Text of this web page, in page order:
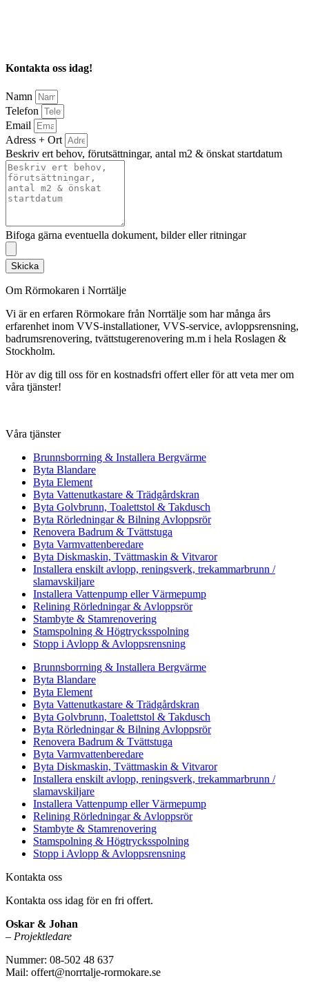
Kontakta oss idag!
Namn
Telefon
Email
Adress + Ort
Beskriv ert behov, förutsättningar, antal m2 & önskat startdatum
Bifoga gärna eventuella dokument, bilder eller ritningar
Skicka
Om Rörmokaren i Norrtälje
Vi är en erfaren Rörmokare från Norrtälje som har många års
erfarenhet inom VVS-installationer, VVS-service, avloppsrensning,
badrumsrenovering, tvättstugerenovering m.m i hela Roslagen &
Stockholm.
Hör av dig till oss för en kostnadsfri offert eller för att veta mer om
våra tjänster!
Våra tjänster
Brunnsborrning & Installera Bergvärme
Byta Blandare
Byta Element
Byta Vattenutkastare & Trädgårdskran
Byta Golvbrunn, Toalettstol & Takdusch
Byta Rörledningar & Bilning Avloppsrör
Renovera Badrum & Tvättstuga
Byta Varmvattenberedare
Byta Diskmaskin, Tvättmaskin & Vitvaror
Installera enskilt avlopp, reningsverk, trekammarbrunn /
slamavskiljare
Installera Vattenpump eller Värmepump
Relining Rörledningar & Avloppsrör
Stambyte & Stamrenovering
Stamspolning & Högtrycksspolning
Stopp i Avlopp & Avloppsrensning
Brunnsborrning & Installera Bergvärme
Byta Blandare
Byta Element
Byta Vattenutkastare & Trädgårdskran
Byta Golvbrunn, Toalettstol & Takdusch
Byta Rörledningar & Bilning Avloppsrör
Renovera Badrum & Tvättstuga
Byta Varmvattenberedare
Byta Diskmaskin, Tvättmaskin & Vitvaror
Installera enskilt avlopp, reningsverk, trekammarbrunn /
slamavskiljare
Installera Vattenpump eller Värmepump
Relining Rörledningar & Avloppsrör
Stambyte & Stamrenovering
Stamspolning & Högtrycksspolning
Stopp i Avlopp & Avloppsrensning
Kontakta oss
Kontakta oss idag för en fri offert.
Oskar & Johan
– Projektledare
Nummer: 08-502 48 637
Mail: offert@norrtalje-rormokare.se